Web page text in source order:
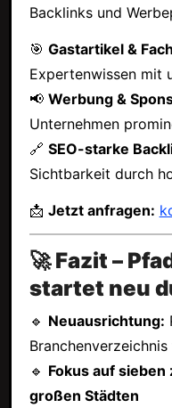
Backlinks und
🎯 Gastartikel &
Expertenwissen mit
📢 Werbung &
Unternehmen
🔗 SEO-starke
Sichtbarkeit durch
📩 Jetzt anfragen:
🚀 Fazit –
startet neu
🔹 Neuausrichtung:
🔹 Fokus auf
großen Städten